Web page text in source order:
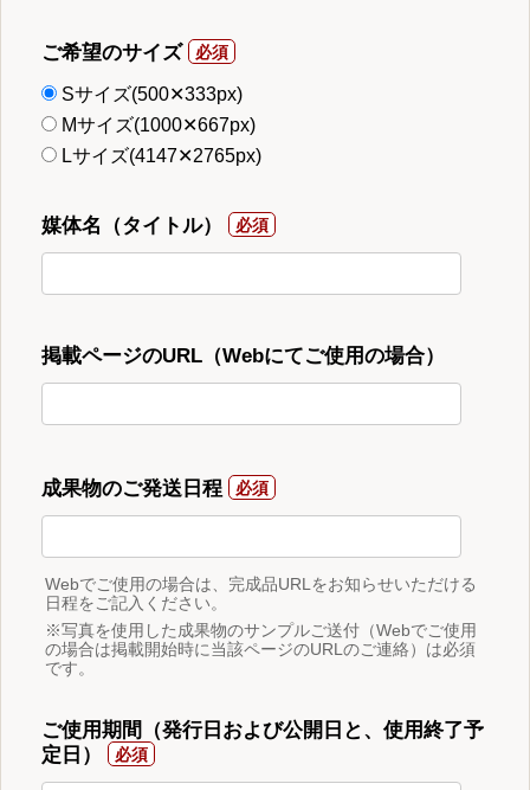
ご希望のサイズ
Sサイズ(500✕333px)
Mサイズ(1000✕667px)
Lサイズ(4147✕2765px)
媒体名（タイトル）
掲載ページのURL（Webにてご使用の場合）
成果物のご発送日程
Webでご使用の場合は、完成品URLをお知らせいただける
日程をご記入ください。
※写真を使用した成果物のサンプルご送付（Webでご使用
の場合は掲載開始時に当該ページのURLのご連絡）は必須
です。
ご使用期間（発行日および公開日と、使用終了予
定日）